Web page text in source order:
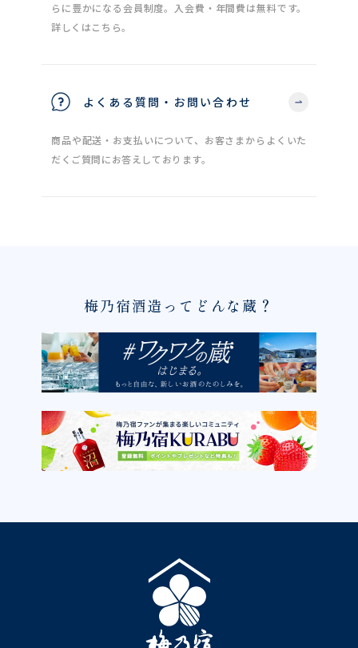
らに豊かになる会員制度。入会費・年間費は無料です。
詳しくはこちら。
よくある質問・お問い合わせ
商品や配送・お支払いについて、お客さまからよくいた
だくご質問にお答えしております。
梅乃宿酒造ってどんな蔵？